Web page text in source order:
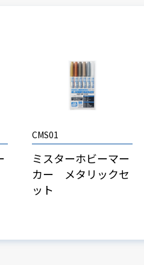
CMS01
ミスターホビーマー
カー メタリックセ
ット